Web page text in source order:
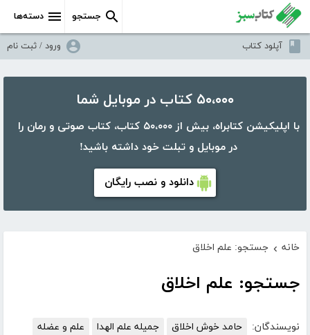
دسته‌ها جستجو
آپلود کتاب ورود / ثبت نام
۵۰،۰۰۰ کتاب در موبایل شما
با اپلیکیشن کتابراه، بیش از ۵۰،۰۰۰ کتاب، کتاب صوتی و رمان را
در موبایل و تبلت خود داشته باشید!
دانلود و نصب رایگان
خانه › جستجو: علم اخلاق
جستجو: علم اخلاق
نویسندگان: حامد خوش اخلاق جمیله‌ علم ‌الهدا علم و عضله